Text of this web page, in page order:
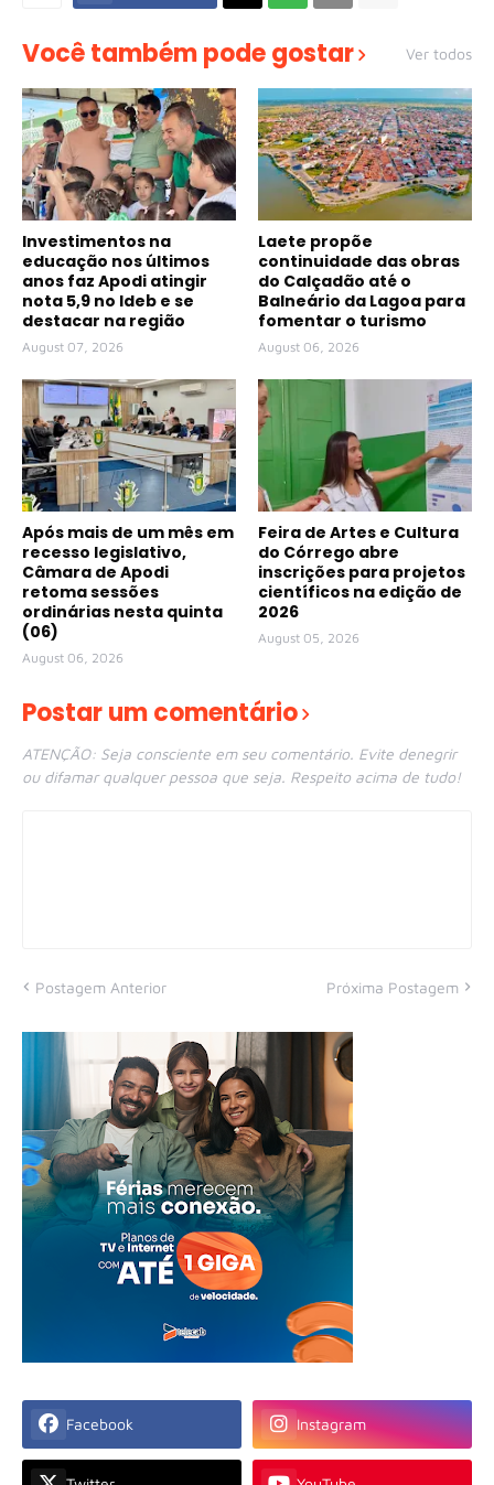
Você também pode gostar Ver todos
Investimentos na
educação nos últimos
anos faz Apodi atingir
nota 5,9 no Ideb e se
destacar na região
August 07, 2026
Laete propõe
continuidade das obras
do Calçadão até o
Balneário da Lagoa para
fomentar o turismo
August 06, 2026
Após mais de um mês em
recesso legislativo,
Câmara de Apodi
retoma sessões
ordinárias nesta quinta
(06)
August 06, 2026
Feira de Artes e Cultura
do Córrego abre
inscrições para projetos
científicos na edição de
2026
August 05, 2026
Postar um comentário
ATENÇÃO: Seja consciente em seu comentário. Evite denegrir
ou difamar qualquer pessoa que seja. Respeito acima de tudo!
Postagem Anterior Próxima Postagem
Facebook Instagram